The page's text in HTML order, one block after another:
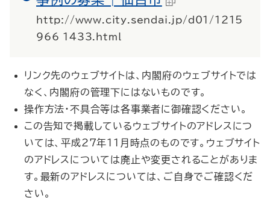
http://www.city.sendai.jp/d01/1215
966_1433.html
リンク先のウェブサイトは、内閣府のウェブサイトでは
なく、内閣府の管理下にはないものです。
操作方法・不具合等は各事業者に御確認ください。
この告知で掲載しているウェブサイトのアドレスにつ
いては、平成27年11月時点のものです。ウェブサイト
のアドレスについては廃止や変更されることがありま
す。最新のアドレスについては、ご自身でご確認くだ
さい。